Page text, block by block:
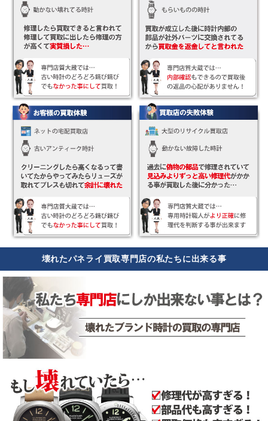
壊れたパネライ買取専門店の私たちに出来る事